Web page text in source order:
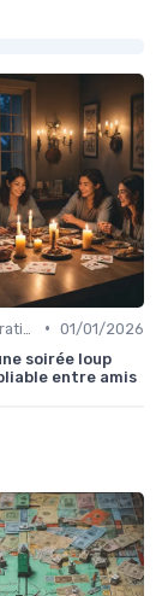
• 01/01/2026
soirée loup
entre amis